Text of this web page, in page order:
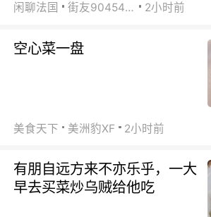
闲聊法国 街友90454511 2小时前
空心菜一盘
美食天下 美洲豹XF 2小时前
有朋自远方来不亦乐乎，一大
早去买菜炒乌贼给他吃